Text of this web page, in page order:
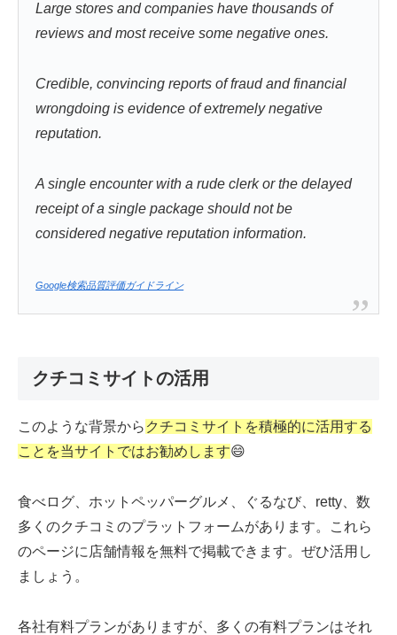
Large stores and companies have thousands of
reviews and most receive some negative ones.
Credible, convincing reports of fraud and financial
wrongdoing is evidence of extremely negative
reputation.
A single encounter with a rude clerk or the delayed
receipt of a single package should not be
considered negative reputation information.
Google検索品質評価ガイドライン
クチコミサイトの活用
このような背景から クチコミサイトを積極的に活用する
ことを当サイトではお勧めします😄
食べログ、ホットペッパーグルメ、ぐるなび、retty、数
多くのクチコミのプラットフォームがあります。これら
のページに店舗情報を無料で掲載できます。ぜひ活用し
ましょう。
各社有料プランがありますが、多くの有料プランはそれ